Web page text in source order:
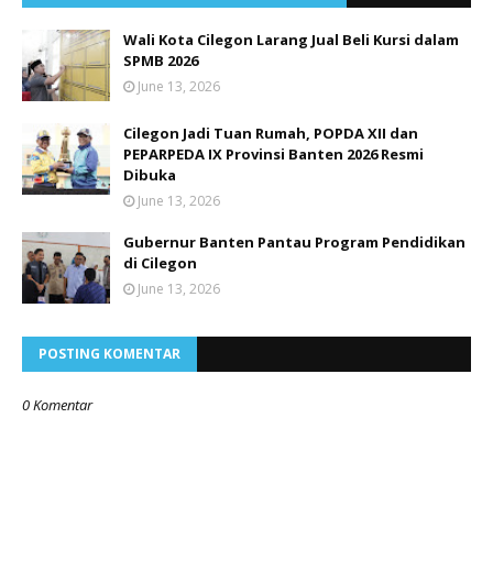
Wali Kota Cilegon Larang Jual Beli Kursi dalam
SPMB 2026
June 13, 2026
Cilegon Jadi Tuan Rumah, POPDA XII dan
PEPARPEDA IX Provinsi Banten 2026 Resmi
Dibuka
June 13, 2026
Gubernur Banten Pantau Program Pendidikan
di Cilegon
June 13, 2026
POSTING KOMENTAR
0 Komentar